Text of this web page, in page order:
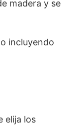
madera y se
incluyendo
elija los